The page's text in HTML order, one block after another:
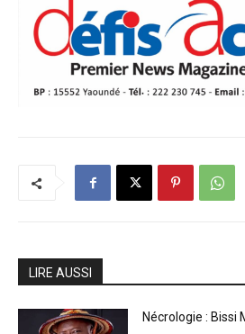
LIRE AUSSI
Nécrologie : Bissi